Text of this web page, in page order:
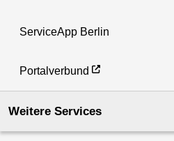
ServiceApp Berlin
Portalverbund
Weitere Services